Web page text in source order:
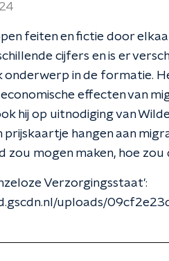
feiten en fictie door
cijfers en is er
onderwerp in de formatie.
economische effecten van
hij op uitnodiging van
prijskaartje hangen aan
zou mogen maken, hoe zou
Verzorgingsstaat':
uploads/